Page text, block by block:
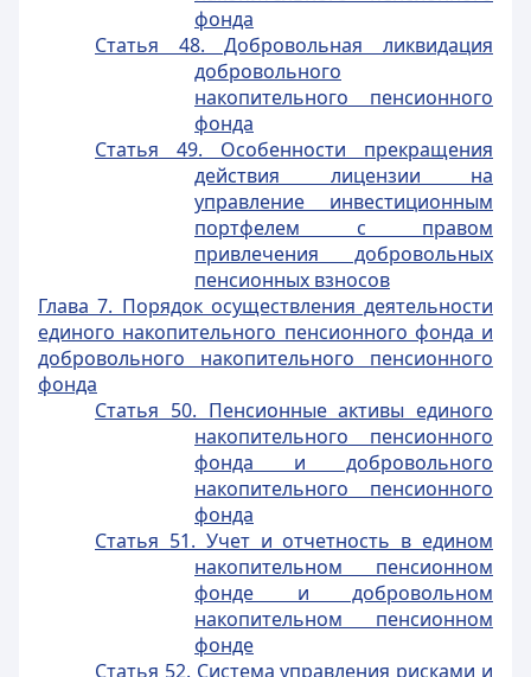
фонда
Статья 48. Добровольная ликвидация
добровольного
накопительного пенсионного
фонда
Статья 49. Особенности прекращения
действия лицензии на
управление инвестиционным
портфелем с правом
привлечения добровольных
пенсионных взносов
Глава 7. Порядок осуществления деятельности
единого накопительного пенсионного фонда и
добровольного накопительного пенсионного
фонда
Статья 50. Пенсионные активы единого
накопительного пенсионного
фонда и добровольного
накопительного пенсионного
фонда
Статья 51. Учет и отчетность в едином
накопительном пенсионном
фонде и добровольном
накопительном пенсионном
фонде
Статья 52. Система управления рисками и